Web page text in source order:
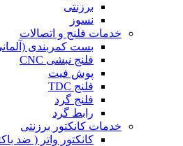
برزنتی
نسوز
خدمات فلنج و اتصالات
بست کمربندی
فلنج نبشی CNC
پوش فیت
فلنج TDC
فلنج گرد
رابط گرد
خدمات کانکتور برزنتی
کانکتور واتر ( ضد